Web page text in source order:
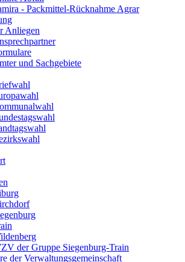
- Packmittel-Rücknahme Agrar
Anliegen
und Sachgebiete
der Gruppe Siegenburg-Train
der Verwaltungsgemeinschaft